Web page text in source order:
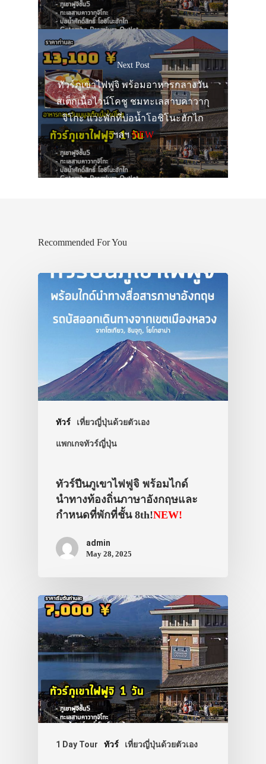
Next Post
ทัวร์ภูเขาไฟฟูจิ พร้อมอาหารกลางวัน
สเต็กเนื้อไวน์โคชู ชมทะเลสาบคาวากุ
จิโกะ แวะพักที่บ่อน้ำโอชิโนะฮักไก
ฯลฯNEW
Recommended For You
ทัวร์ เที่ยวญี่ปุ่นด้วยตัวเอง
แพกเกจทัวร์ญี่ปุ่น
ทัวร์ปีนภูเขาไฟฟูจิ พร้อมไกด์
นำทางท้องถิ่นภาษาอังกฤษและ
กำหนดที่พักที่ชั้น 8th!NEW!
admin
May 28, 2025
1 Day Tour ทัวร์ เที่ยวญี่ปุ่นด้วยตัวเอง